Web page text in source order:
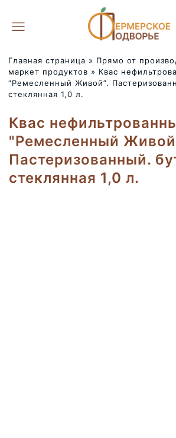
Главная страница » Прямо от
маркет продуктов » Квас
“Ремесленный Живой”.
стеклянная 1,0 л.
Квас
"Ремесленный
Пастеризованный.
стеклянная 1,0 л.